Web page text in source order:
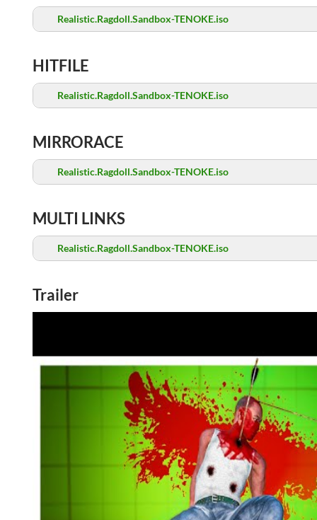
Realistic.Ragdoll.Sandbox-TENOKE.iso
HITFILE
Realistic.Ragdoll.Sandbox-TENOKE.iso
MIRRORACE
Realistic.Ragdoll.Sandbox-TENOKE.iso
MULTI LINKS
Realistic.Ragdoll.Sandbox-TENOKE.iso
Trailer